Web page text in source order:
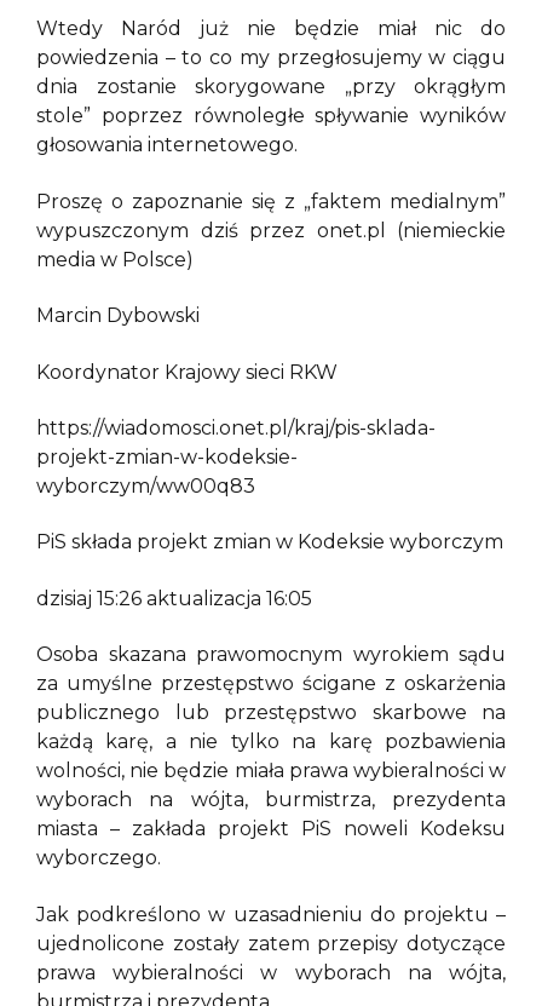
Wtedy Naród już nie będzie miał nic do
powiedzenia – to co my przegłosujemy w ciągu
dnia zostanie skorygowane „przy okrągłym
stole” poprzez równoległe spływanie wyników
głosowania internetowego.
Proszę o zapoznanie się z „faktem medialnym”
wypuszczonym dziś przez onet.pl (niemieckie
media w Polsce)
Marcin Dybowski
Koordynator Krajowy sieci RKW
https://wiadomosci.onet.pl/kraj/pis-sklada-
projekt-zmian-w-kodeksie-
wyborczym/ww00q83
PiS składa projekt zmian w Kodeksie wyborczym
dzisiaj 15:26 aktualizacja 16:05
Osoba skazana prawomocnym wyrokiem sądu
za umyślne przestępstwo ścigane z oskarżenia
publicznego lub przestępstwo skarbowe na
każdą karę, a nie tylko na karę pozbawienia
wolności, nie będzie miała prawa wybieralności w
wyborach na wójta, burmistrza, prezydenta
miasta – zakłada projekt PiS noweli Kodeksu
wyborczego.
Jak podkreślono w uzasadnieniu do projektu –
ujednolicone zostały zatem przepisy dotyczące
prawa wybieralności w wyborach na wójta,
burmistrza i prezydenta